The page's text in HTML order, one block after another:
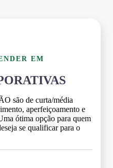
EM
são de curta/média
aperfeiçoamento e
ótima opção para quem
se qualificar para o